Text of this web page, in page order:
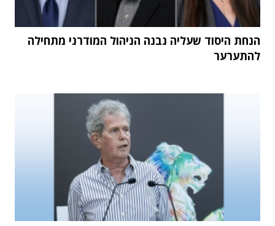
הנחת היסוד שעליה נבנה הניהול המודרני מתחילה
להתערער